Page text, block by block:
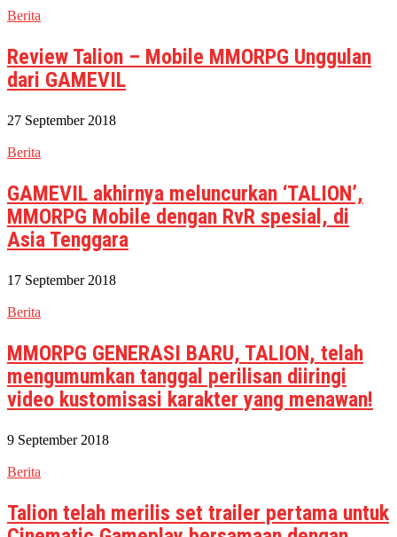
Berita
Review Talion – Mobile MMORPG Unggulan
dari GAMEVIL
27 September 2018
Berita
GAMEVIL akhirnya meluncurkan ‘TALION’,
MMORPG Mobile dengan RvR spesial, di
Asia Tenggara
17 September 2018
Berita
MMORPG GENERASI BARU, TALION, telah
mengumumkan tanggal perilisan diiringi
video kustomisasi karakter yang menawan!
9 September 2018
Berita
Talion telah merilis set trailer pertama untuk